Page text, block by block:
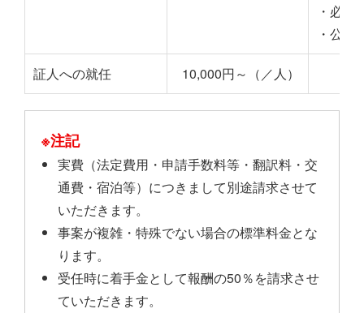
・必要
・公
証人への就任 10,000円～（／人）
※注記
実費（法定費用・申請手数料等・翻訳料・交
通費・宿泊等）につきまして別途請求させて
いただきます。
事案が複雑・特殊でない場合の標準料金とな
ります。
受任時に着手金として報酬の50％を請求させ
ていただきます。